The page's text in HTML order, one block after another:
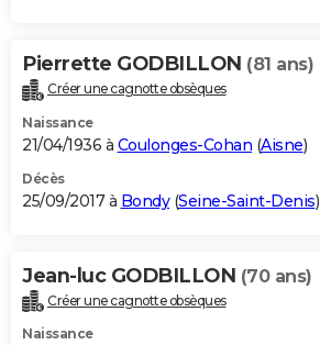
Pierrette GODBILLON (81 ans)
Créer une cagnotte obsèques
Naissance
21/04/1936 à Coulonges-Cohan (Aisne)
Décès
25/09/2017 à Bondy(Seine-Saint-Denis)
Jean-luc GODBILLON (70 ans)
Créer une cagnotte obsèques
Naissance